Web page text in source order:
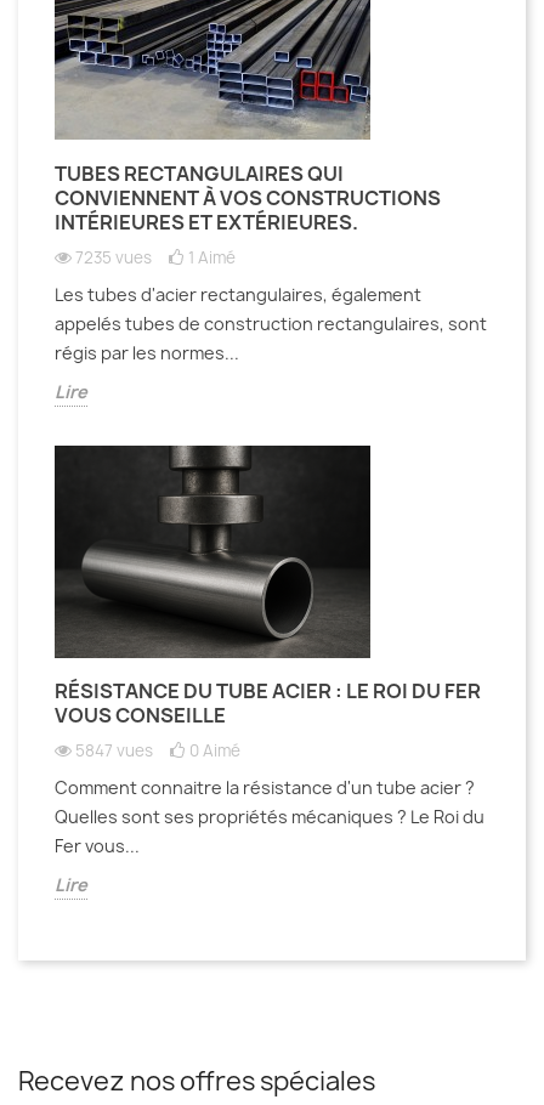
TUBES RECTANGULAIRES QUI
CONVIENNENT À VOS CONSTRUCTIONS
INTÉRIEURES ET EXTÉRIEURES.
7235 vues 1 Aimé
Les tubes d'acier rectangulaires, également
appelés tubes de construction rectangulaires, sont
régis par les normes...
Lire
RÉSISTANCE DU TUBE ACIER : LE ROI DU FER
VOUS CONSEILLE
5847 vues 0 Aimé
Comment connaitre la résistance d'un tube acier ?
Quelles sont ses propriétés mécaniques ? Le Roi du
Fer vous...
Lire
Recevez nos offres spéciales